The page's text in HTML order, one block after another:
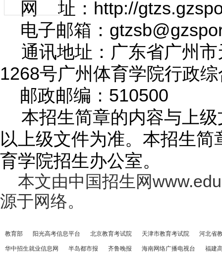
网 址： http://
电子邮箱：
通讯地址：广东省广州
1268号广州体育学院行政
邮政邮编： 510500
本招生简章的内容与上
以上级文件为准。本招生
育学院招生办公室。
本文由中国招生网
源于网络。
教育部 阳光高考信息平台 北京教育考试院 天津市教育考试院 河北省
华中招生就业信息网 半岛都市报 齐鲁晚报 海南网络广播电视台 福建